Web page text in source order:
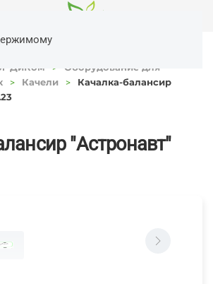
ДиКом
Оборудование для
Качели
Качалка-балансир
"Астронавт"